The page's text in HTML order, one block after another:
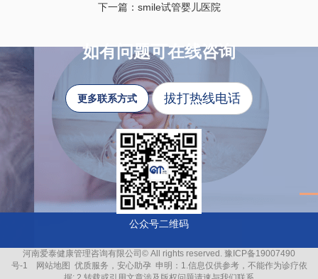
下一篇：smile试管婴儿医院
如有问题可在线咨询
更多联系方式 拔打热线电话
公众号二维码
河南爱泰健康管理咨询有限公司© All rights reserved. 豫ICP备19007490
号-1
网站地图 优质服务，安心助孕 申明：1.信息仅供参考，不能作为诊疗依